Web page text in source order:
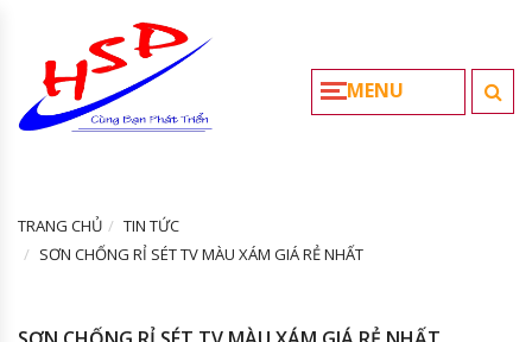
MENU
TRANG CHỦ
TIN TỨC
SƠN CHỐNG RỈ SÉT TV MÀU XÁM GIÁ RẺ NHẤT